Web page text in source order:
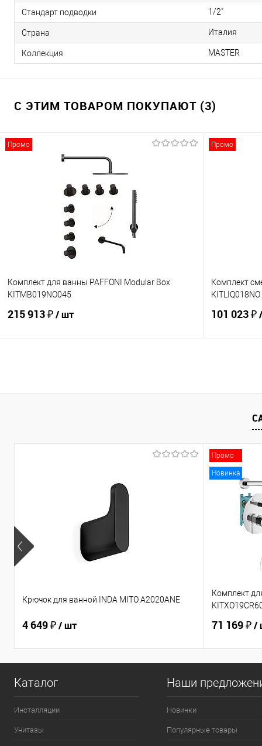
Стандарт подводки 1/2"
Страна Италия
Коллекция MASTER
С ЭТИМ ТОВАРОМ ПОКУПАЮТ (3)
Промо
Комплект для ванны PAFFONI Modular Box
KITMB019NO045
215 913 ₽/ шт
Купить в 1 клик
Сравнение
Промо
Комплект
KITLIQ018NO
101 023 ₽
Купить в 1
В
Крючок для ванной INDA MITO A2020ANE
4 649 ₽/ шт
Промо
Новинка
Комплект
71 169 ₽/
Каталог
Инсталляции
Унитазы
Наши
Новинки
Популярные товары